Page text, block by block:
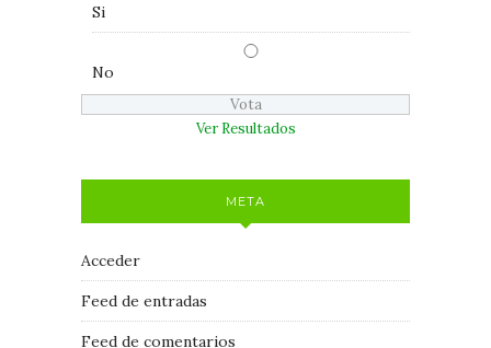
Si
No
Ver Resultados
META
Acceder
Feed de entradas
Feed de comentarios